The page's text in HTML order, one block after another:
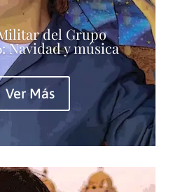
del Grupo
Navidad y música
Ver Más